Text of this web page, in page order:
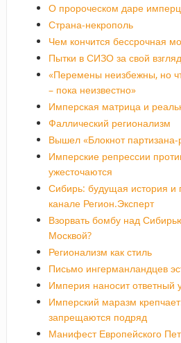
О пророческом даре
Страна-некрополь
Чем кончится бессрочная
Пытки в СИЗО за свой
«Перемены неизбежны, но
– пока неизвестно»
Имперская матрица и
Фаллический регионализм
Вышел «Блокнот партизана-
Имперские репрессии
ужесточаются
Сибирь: будущая история и
канале Регион.Эксперт
Взорвать бомбу над
Москвой?
Регионализм как стиль
Письмо ингерманландцев
Империя наносит ответный
Имперский маразм
запрещаются подряд
Манифест Европейского